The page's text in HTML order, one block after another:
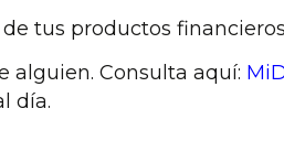
tus productos
alguien. Consulta aquí:
día.